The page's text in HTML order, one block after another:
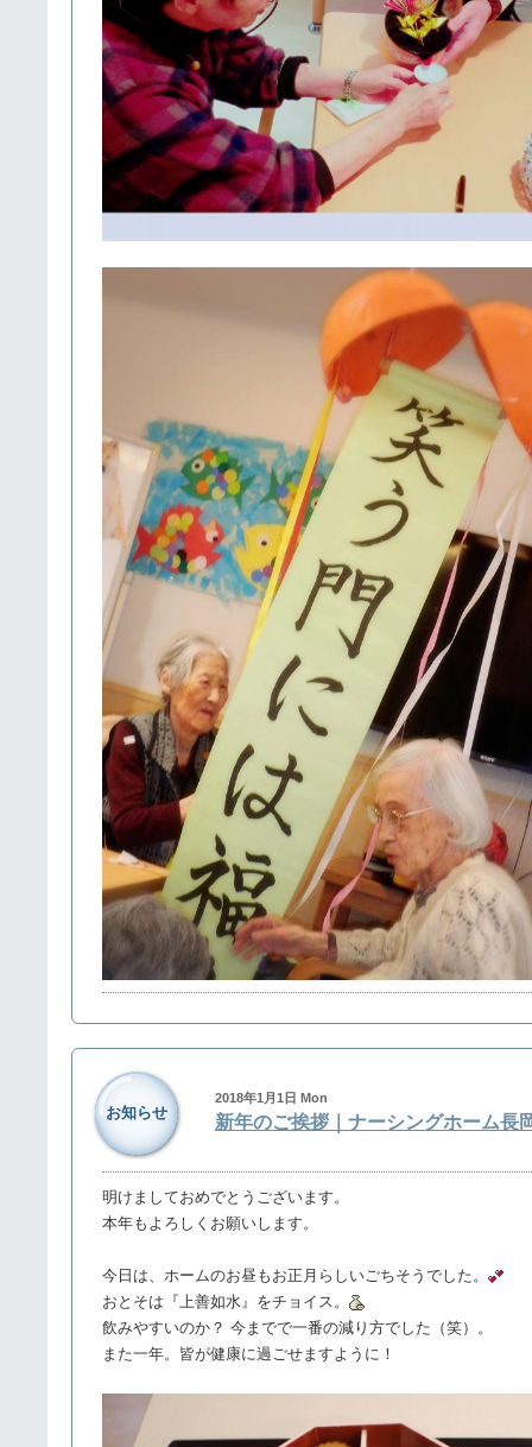
お知らせ
2018年1月1日 Mon
新年のご挨拶｜ナーシングホーム長
明けましておめでとうございます。
本年もよろしくお願いします。
今日は、ホームのお昼もお正月らしいごちそうでした。
おとそは『上善如水』をチョイス。
飲みやすいのか？ 今までで一番の減り方でした（笑）。
また一年。皆が健康に過ごせますように！